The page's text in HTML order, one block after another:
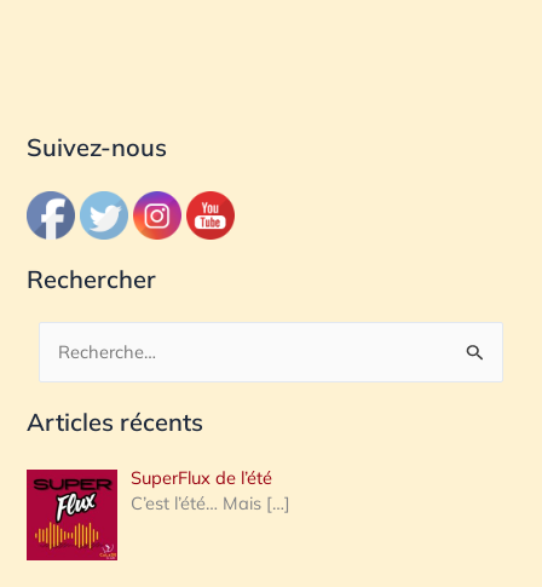
Suivez-nous
Rechercher
c
e
r
c
Articles récents
SuperFlux de l’été
C’est l’été… Mais […]